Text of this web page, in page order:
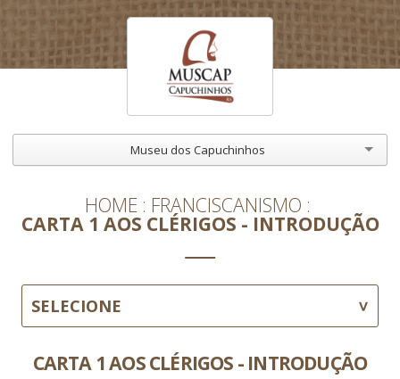
Museu dos Capuchinhos
HOME FRANCISCANISMO
CARTA 1 AOS CLÉRIGOS - INTRODUÇÃO
SELECIONE
CARTA 1 AOS CLÉRIGOS - INTRODUÇÃO